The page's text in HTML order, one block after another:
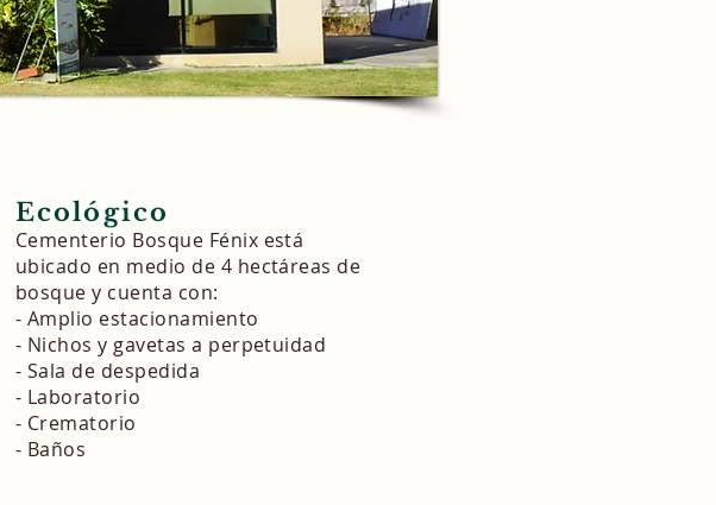
Ecológico
Cementerio Bosque Fénix está
ubicado en medio de 4 hectáreas de
bosque y cuenta con:
- Amplio estacionamiento
- Nichos y gavetas a perpetuidad
- Sala de despedida
- Laboratorio
- Crematorio
- Baños